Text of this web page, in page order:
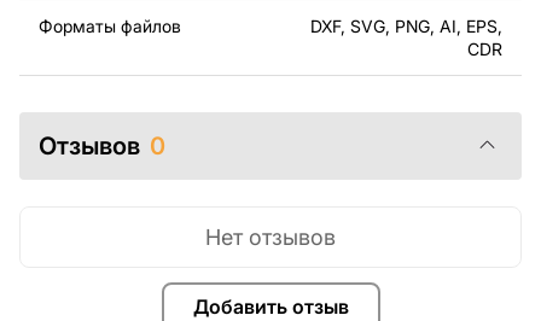
проектом.
готовых изделий как для личного, так и для
коммерческого использования, включая продажу
готовых изделий, изготовленных по этим чертежам.
этих оригинальных или отредактированных файлов
За дополнительную плату мы можем добавить любой
Форматы файлов
DXF, SVG, PNG, AI, EPS,
CDR
Отзывов 0
Добавить отзыв
Нет отзывов